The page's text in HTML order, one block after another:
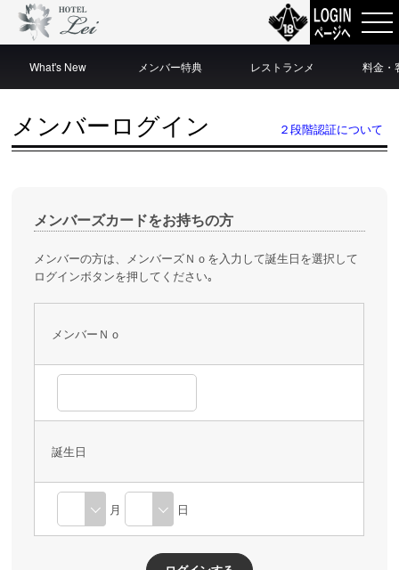
What's New メンバー特典 レストランメ 料金・
メンバーログイン ２段階認証について
メンバーズカードをお持ちの方
メンバーの方は、メンバーズＮｏを入力して誕生日を選択して
ログインボタンを押してください｡
メンバーＮｏ
誕生日
月 日